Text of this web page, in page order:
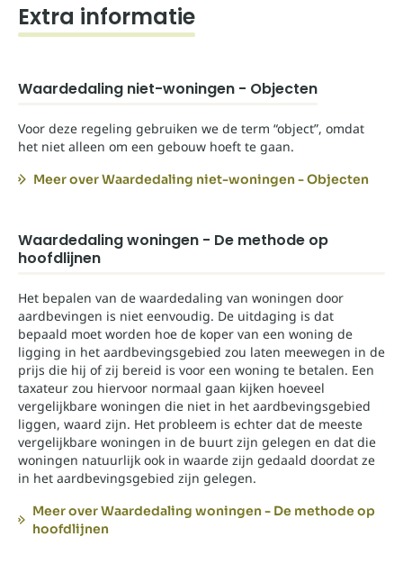
Extra informatie
Waardedaling niet-woningen - Objecten
Voor deze regeling gebruiken we de term “object”, omdat
het niet alleen om een gebouw hoeft te gaan.
Meer over Waardedaling niet-woningen - Objecten
Waardedaling woningen - De methode op
hoofdlijnen
Het bepalen van de waardedaling van woningen door
aardbevingen is niet eenvoudig. De uitdaging is dat
bepaald moet worden hoe de koper van een woning de
ligging in het aardbevingsgebied zou laten meewegen in de
prijs die hij of zij bereid is voor een woning te betalen. Een
taxateur zou hiervoor normaal gaan kijken hoeveel
vergelijkbare woningen die niet in het aardbevingsgebied
liggen, waard zijn. Het probleem is echter dat de meeste
vergelijkbare woningen in de buurt zijn gelegen en dat die
woningen natuurlijk ook in waarde zijn gedaald doordat ze
in het aardbevingsgebied zijn gelegen.
Meer over Waardedaling woningen - De methode op
hoofdlijnen